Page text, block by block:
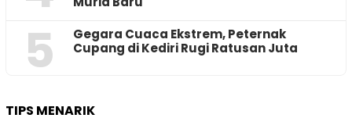
5
‎Gegara Cuaca Ekstrem, Peternak
Cupang di Kediri Rugi Ratusan Juta
TIPS MENARIK